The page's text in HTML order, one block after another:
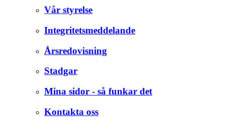
Vår styrelse
Integritetsmeddelande
Årsredovisning
Stadgar
Mina sidor - så funkar det
Kontakta oss